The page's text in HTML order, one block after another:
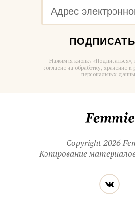
Нажимая кнопку «Подписаться»,
согласие на обработку, хранение и
персональных
Copyright 2026
Копирование
нас
в